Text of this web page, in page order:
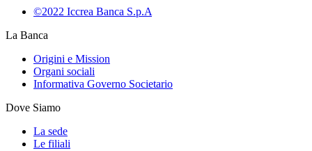
©2022 Iccrea Banca S.p.A
La Banca
Origini e Mission
Organi sociali
Informativa Governo Societario
Dove Siamo
La sede
Le filiali